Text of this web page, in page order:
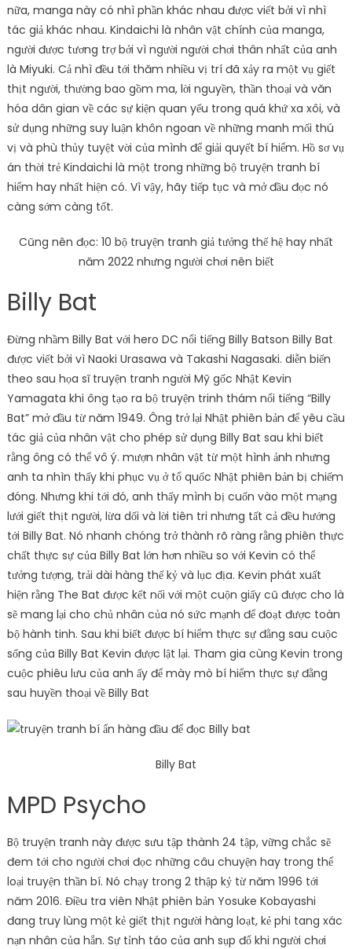
nữa, manga này có nhì phần khác nhau được viết bởi vì nhì
tác giả khác nhau. Kindaichi là nhân vật chính của manga,
người được tương trợ bởi vì người người chơi thân nhất của anh
là Miyuki. Cả nhì đều tới thăm nhiều vị trí đã xảy ra một vụ giết
thịt người, thường bao gồm ma, lời nguyền, thần thoại và văn
hóa dân gian về các sự kiện quan yếu trong quá khứ xa xôi, và
sử dụng những suy luận khôn ngoan về những manh mối thú
vị và phù thủy tuyệt vời của mình để giải quyết bí hiểm. Hồ sơ vụ
án thời trẻ Kindaichi là một trong những bộ truyện tranh bí
hiểm hay nhất hiện có. Vì vậy, hãy tiếp tục và mở đầu đọc nó
càng sớm càng tốt.
Cũng nên đọc: 10 bộ truyện tranh giả tưởng thế hệ hay nhất
năm 2022 nhưng người chơi nên biết
Billy Bat
Đừng nhầm Billy Bat với hero DC nổi tiếng Billy Batson Billy Bat
được viết bởi vì Naoki Urasawa và Takashi Nagasaki. diễn biến
theo sau họa sĩ truyện tranh người Mỹ gốc Nhật Kevin
Yamagata khi ông tạo ra bộ truyện trinh thám nổi tiếng “Billy
Bat” mở đầu từ năm 1949. Ông trở lại Nhật phiên bản để yêu cầu
tác giả của nhân vật cho phép sử dụng Billy Bat sau khi biết
rằng ông có thể vô ý. mượn nhân vật từ một hình ảnh nhưng
anh ta nhìn thấy khi phục vụ ở tổ quốc Nhật phiên bản bị chiếm
đóng. Nhưng khi tới đó, anh thấy mình bị cuốn vào một mạng
lưới giết thịt người, lừa dối và lời tiên tri nhưng tất cả đều hướng
tới Billy Bat. Nó nhanh chóng trở thành rõ ràng rằng phiên thực
chất thực sự của Billy Bat lớn hơn nhiều so với Kevin có thể
tưởng tượng, trải dài hàng thế kỷ và lục địa. Kevin phát xuất
hiện rằng The Bat được kết nối với một cuộn giấy cũ được cho là
sẽ mang lại cho chủ nhân của nó sức mạnh để đoạt được toàn
bộ hành tinh. Sau khi biết được bí hiểm thực sự đằng sau cuộc
sống của Billy Bat Kevin được lật lại. Tham gia cùng Kevin trong
cuộc phiêu lưu của anh ấy để mày mò bí hiểm thực sự đằng
sau huyền thoại về Billy Bat
Billy Bat
MPD Psycho
Bộ truyện tranh này được sưu tập thành 24 tập, vững chắc sẽ
đem tới cho người chơi đọc những câu chuyện hay trong thể
loại truyện thần bí. Nó chạy trong 2 thập kỷ từ năm 1996 tới
năm 2016. Điều tra viên Nhật phiên bản Yosuke Kobayashi
đang truy lùng một kẻ giết thịt người hàng loạt, kẻ phi tang xác
nạn nhân của hắn. Sự tỉnh táo của anh sụp đổ khi người chơi